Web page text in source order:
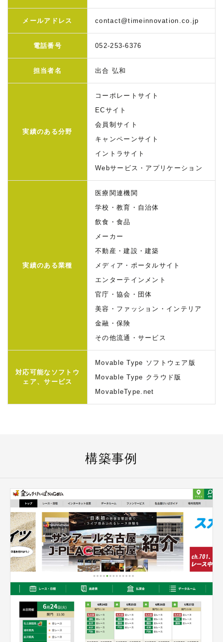
メールアドレス contact@timeinnovation.co.jp
電話番号 052-253-6376
担当者名 出合 弘和
実績のある分野
コーポレートサイト
ECサイト
会員制サイト
キャンペーンサイト
イントラサイト
Webサービス・アプリケーション
実績のある業種
医療関連機関
学校・教育・自治体
飲食・食品
メーカー
不動産・建設・建築
メディア・ポータルサイト
エンターテインメント
官庁・協会・団体
美容・ファッション・インテリア
金融・保険
その他流通・サービス
対応可能な ソフトウ
ェア、サービス
Movable Type ソフトウェア版
Movable Type クラウド版
MovableType.net
構築事例